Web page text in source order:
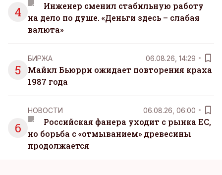
4
Инженер сменил стабильную работу
на дело по душе. «Деньги здесь – слабая
валюта»
5
БИРЖА 06.08.26, 14:29
Майкл Бьюрри ожидает повторения краха
1987 года
6
НОВОСТИ 06.08.26, 06:00
Российская фанера уходит с рынка ЕС,
но борьба с «отмыванием» древесины
продолжается